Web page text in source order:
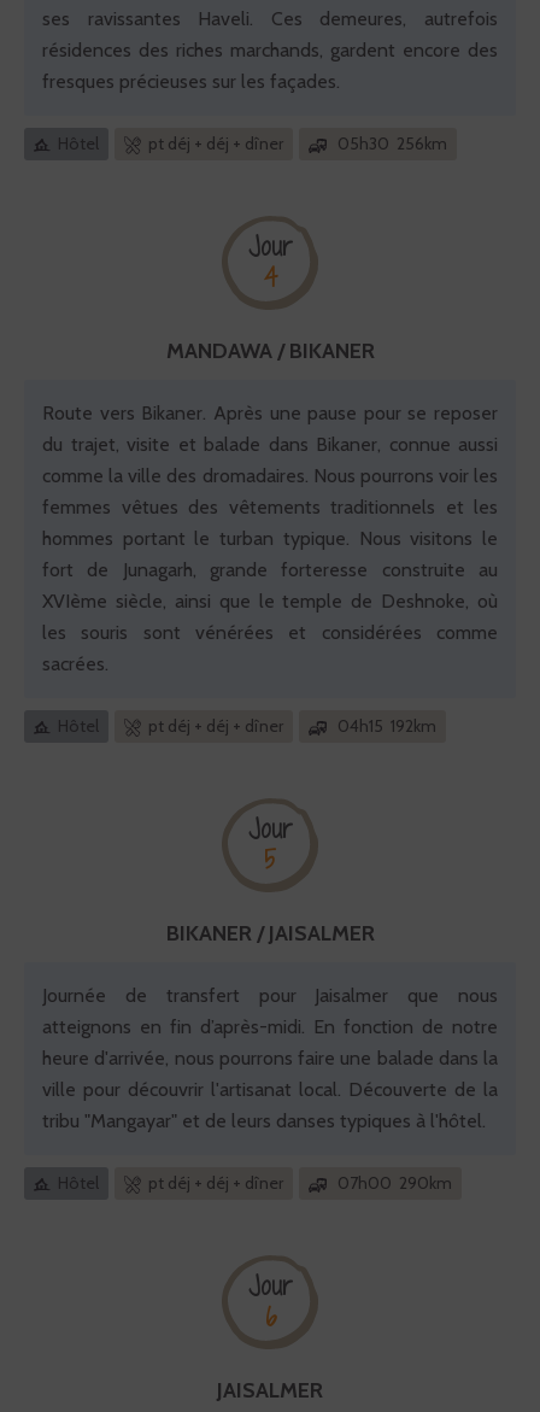
ses ravissantes Haveli. Ces demeures, autrefois
résidences des riches marchands, gardent encore des
fresques précieuses sur les façades.
Hôtel pt déj + déj + dîner 05h30 256km
Jour
4
MANDAWA / BIKANER
Route vers Bikaner. Après une pause pour se reposer
du trajet, visite et balade dans Bikaner, connue aussi
comme la ville des dromadaires. Nous pourrons voir les
femmes vêtues des vêtements traditionnels et les
hommes portant le turban typique. Nous visitons le
fort de Junagarh, grande forteresse construite au
XVIème siècle, ainsi que le temple de Deshnoke, où
les souris sont vénérées et considérées comme
sacrées.
Hôtel pt déj + déj + dîner 04h15 192km
Jour
5
BIKANER / JAISALMER
Journée de transfert pour Jaisalmer que nous
atteignons en fin d’après-midi. En fonction de notre
heure d'arrivée, nous pourrons faire une balade dans la
ville pour découvrir l'artisanat local. Découverte de la
tribu "Mangayar" et de leurs danses typiques à l'hôtel.
Hôtel pt déj + déj + dîner 07h00 290km
Jour
6
JAISALMER